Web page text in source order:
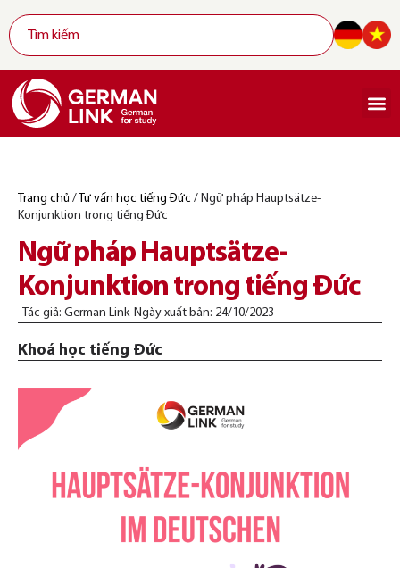
Trang chủ / Tư vấn học tiếng Đức / Ngữ pháp Hauptsätze-
Konjunktion trong tiếng Đức
Ngữ pháp Hauptsätze-
Konjunktion trong tiếng Đức
Tác giả: German Link Ngày xuất bản: 24/10/2023
Khoá học tiếng Đức